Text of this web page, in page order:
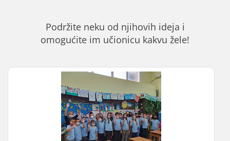
Podržite neku od njihovih ideja i
omogućite im učionicu kakvu žele!